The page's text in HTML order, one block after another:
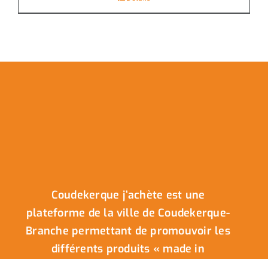
Coudekerque j’achète est une
plateforme de la ville de Coudekerque-
Branche permettant de promouvoir les
différents produits « made in